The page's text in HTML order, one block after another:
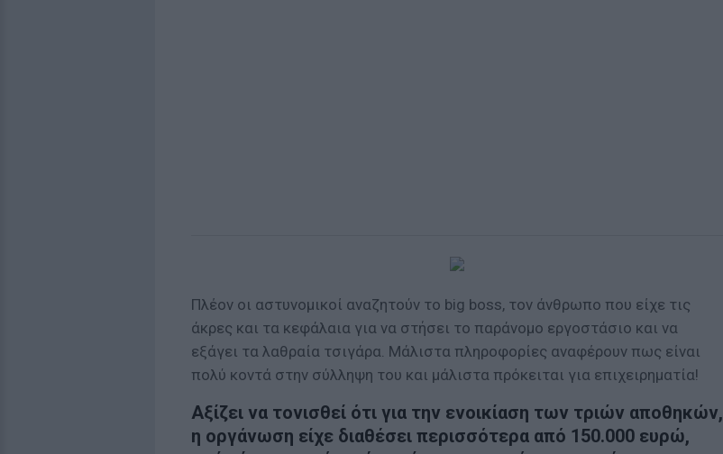
Πλέον οι αστυνομικοί αναζητούν το big boss, τον άνθρωπο που είχε τις
άκρες και τα κεφάλαια για να στήσει το παράνομο εργοστάσιο και να
εξάγει τα λαθραία τσιγάρα. Μάλιστα πληροφορίες αναφέρουν πως είναι
πολύ κοντά στην σύλληψη του και μάλιστα πρόκειται για επιχειρηματία!
Αξίζει να τονισθεί ότι για την ενοικίαση των τριών αποθηκών,
η οργάνωση είχε διαθέσει περισσότερα από 150.000 ευρώ,